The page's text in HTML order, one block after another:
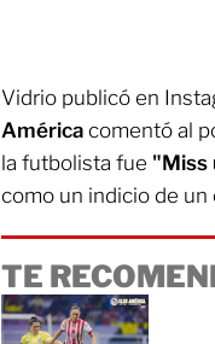
Vidrio publicó en
América comentó al
la futbolista fue "Miss
como un indicio de un
TE